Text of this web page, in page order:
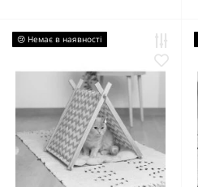
😢 Немає в наявності